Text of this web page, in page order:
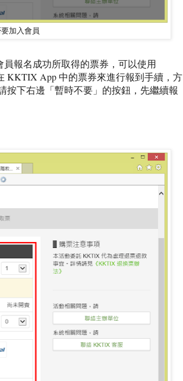
加入會員
報名成功所取得的票券，可以使用
KKTIX App 中的票券來進行報到手續，方
按下右邊「暫時不要」的按鈕，先繼續報